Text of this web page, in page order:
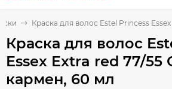
Краска для волос Estel Princess
Краска для волос
Essex Extra red 77/55
кармен, 60 мл